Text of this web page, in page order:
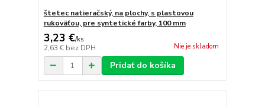
štetec natieračský, na plochy, s plastovou
rukoväťou, pre syntetické farby, 100 mm
3,23 €/ks
2,63 € bez DPH Nie je skladom
Pridať do košíka